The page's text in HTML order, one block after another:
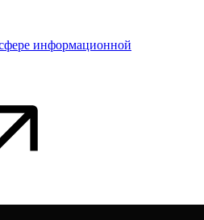
информационной